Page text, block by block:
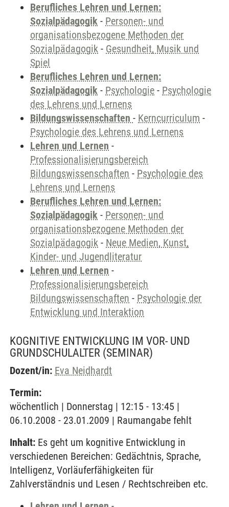
Berufliches Lehren und Lernen:
Sozialpädagogik - Personen- und
organisationsbezogene Methoden der
Sozialpädagogik - Gesundheit, Musik und
Spiel
Berufliches Lehren und Lernen:
Sozialpädagogik - Psychologie - Psychologie
des Lehrens und Lernens
Bildungswissenschaften - Kerncurriculum -
Psychologie des Lehrens und Lernens
Lehren und Lernen -
Professionalisierungsbereich
Bildungswissenschaften - Psychologie des
Lehrens und Lernens
Berufliches Lehren und Lernen:
Sozialpädagogik - Personen- und
organisationsbezogene Methoden der
Sozialpädagogik - Neue Medien, Kunst,
Kinder- und Jugendliteratur
Lehren und Lernen -
Professionalisierungsbereich
Bildungswissenschaften - Psychologie der
Entwicklung und Interaktion
KOGNITIVE ENTWICKLUNG IM VOR- UND
GRUNDSCHULALTER (SEMINAR)
Dozent/in: Eva Neidhardt
Termin:
wöchentlich | Donnerstag | 12:15 - 13:45 |
06.10.2008 - 23.01.2009 | Raumangabe fehlt
Inhalt: Es geht um kognitive Entwicklung in
verschiedenen Bereichen: Gedächtnis, Sprache,
Intelligenz, Vorläuferfähigkeiten für
Zahlverständnis und Lesen / Rechtschreiben etc.